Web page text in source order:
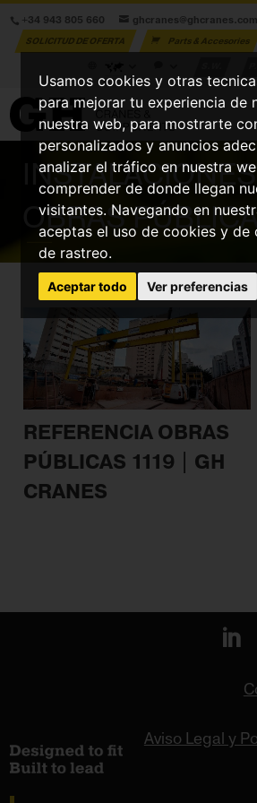
Usamos cookies y otras
para mejorar tu experiencia de
nuestra web, para mostrarte
personalizados y anuncios
analizar el tráfico en nuestra
comprender de donde llegan
visitantes. Navegando en
aceptas el uso de cookies y de
de rastreo.
Aceptar todo Ver preferencias
+34 943 805 660 ghcranes@ghcranes.com
SOLICITUD DE OFERTA Parts & Accesories
INSTALACIONES
OBRAS
REFERENCIA OBRAS
PÚBLICAS 1119 | GH
CRANES
Aviso Legal y